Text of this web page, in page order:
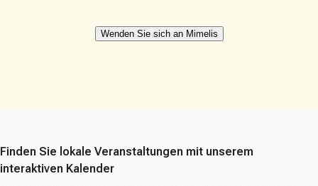
Wenden Sie sich an Mimelis
Finden Sie lokale Veranstaltungen mit unserem
interaktiven Kalender